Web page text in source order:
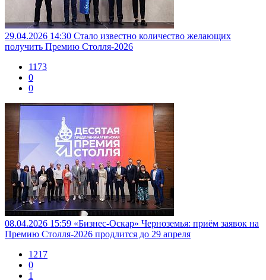
29.04.2026 14:30 Стало известно количество желающих
получить Премию Столля-2026
1173
0
0
08.04.2026 15:59 «Бизнес-Оскар» Черноземья: приём заявок на
Премию Столля-2026 продлится до 29 апреля
1217
0
1